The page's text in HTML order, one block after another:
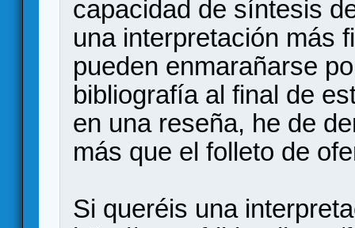
capacidad de síntesis
una interpretación más
pueden enmarañarse
bibliografía al final de
en una reseña, he de
más que el folleto de
Si queréis una